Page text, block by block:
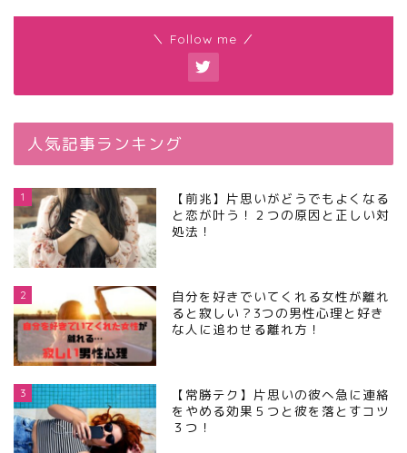
＼ Follow me ／
人気記事ランキング
1
【前兆】片思いがどうでもよくなる
と恋が叶う！２つの原因と正しい対
処法！
2
自分を好きでいてくれる女性が離れ
ると寂しい？3つの男性心理と好き
な人に追わせる離れ方！
3
【常勝テク】片思いの彼へ急に連絡
をやめる効果５つと彼を落とすコツ
３つ！